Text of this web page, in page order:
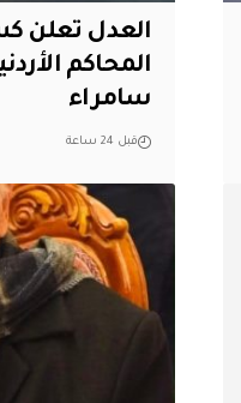
العدل تعلن
المحاكم
سامراء
قبل 24 ساعة